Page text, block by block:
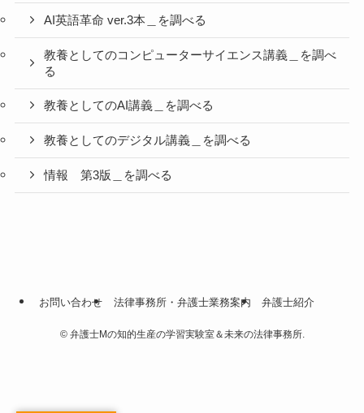
AI英語革命 ver.3本＿を調べる
教養としてのコンピューターサイエンス講義＿を調べ
る
教養としてのAI講義＿を調べる
教養としてのデジタル講義＿を調べる
情報 第3版＿を調べる
お問い合わせ 法律事務所・弁護士業務案内 弁護士紹介
©弁護士Mの知的生産の学習実験室＆未来の法律事務所.